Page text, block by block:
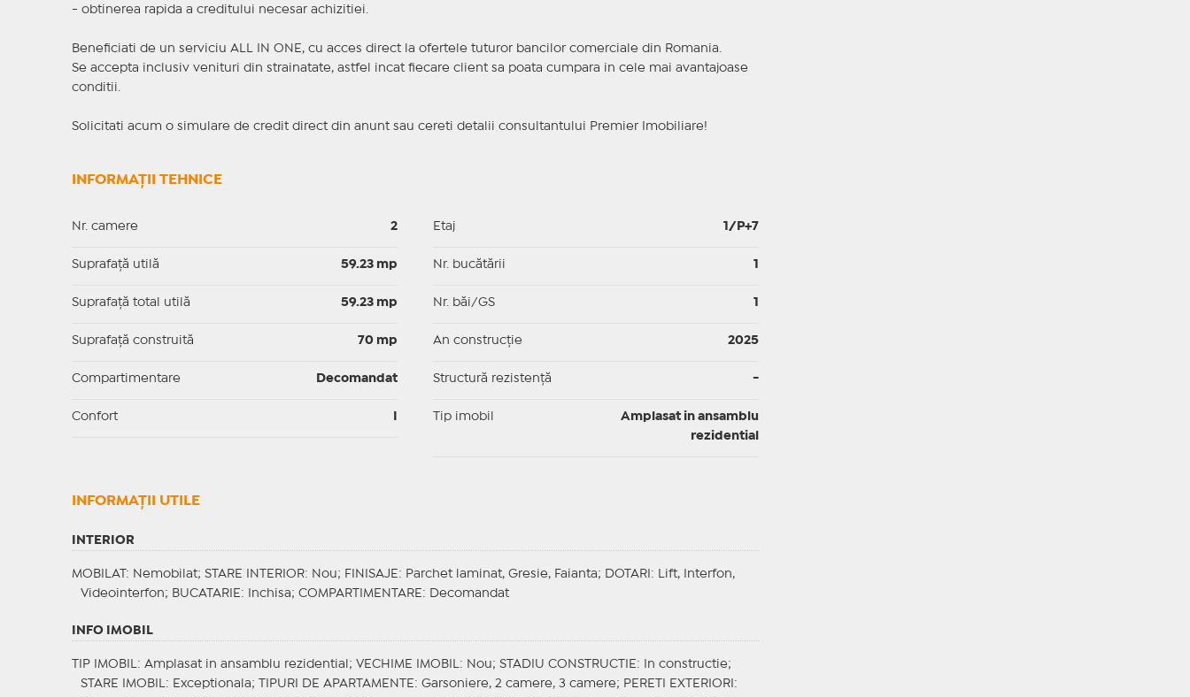
- obtinerea rapida a creditului necesar achizitiei.
Beneficiati de un serviciu ALL IN ONE, cu acces direct la ofertele tuturor bancilor comerciale din Romania.
Se accepta inclusiv venituri din strainatate, astfel incat fiecare client sa poata cumpara in cele mai avantajoase
conditii.
Solicitati acum o simulare de credit direct din anunt sau cereti detalii consultantului Premier Imobiliare!
INFORMAȚII TEHNICE
Nr. camere 2
Suprafaţă utilă 59.23 mp
Suprafaţă total utilă 59.23 mp
Suprafaţă construită 70 mp
Compartimentare Decomandat
Confort
Etaj 1/P+7
Nr. bucătării
Nr. băi/GS
An construcție 2025
Structură rezistență -
Tip imobil
Amplasat in ansamblu
rezidential
INFORMAŢII UTILE
INTERIOR
MOBILAT : Nemobilat; STARE INTERIOR: Nou; FINISAJE : Parchet laminat, Gresie, Faianta; DOTARI : Lift, Interfon,
Videointerfon; BUCATARIE : Inchisa; COMPARTIMENTARE : Decomandat
INFO IMOBIL
TIP IMOBIL : Amplasat in ansamblu rezidential; VECHIME IMOBIL : Nou; STADIU CONSTRUCTIE : In constructie;
STARE IMOBIL
: Exceptionala; TIPURI DE APARTAMENTE : Garsoniere, 2 camere, 3 camere; PERETI EXTERIORI :